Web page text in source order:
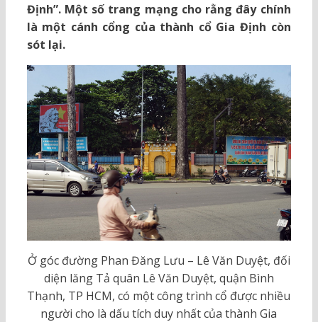
Định”. Một số trang mạng cho rằng đây chính
là một cánh cổng của thành cổ Gia Định còn
sót lại.
Ở góc đường Phan Đăng Lưu – Lê Văn Duyệt, đối
diện lăng Tả quân Lê Văn Duyệt, quận Bình
Thạnh, TP HCM, có một công trình cổ được nhiều
người cho là dấu tích duy nhất của thành Gia